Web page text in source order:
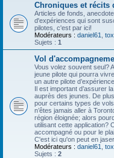
Chroniques et récits
Articles de fonds,
d'expériences qui sont
pilotes, c'est par ici!
Modérateurs : daniel61
Sujets : 1
Vol
Vous volez souvent seul?
jeune pilote qui pourra
un autre pilote
Il est important d’assurer
auprès des jeunes. De
pour certains types de
n’êtes jamais aller à
région éloignée; alors
utilisant cette application?
accompagné ou pour le
C'est ici qu'on peut en jaser.
Modérateurs : daniel61
Sujets : 2